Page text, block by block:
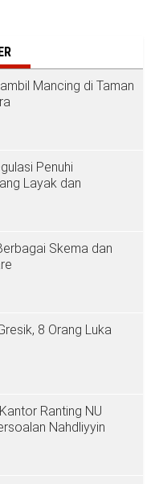
Mancing di Taman
Penuhi
Layak dan
Skema dan
8 Orang Luka
Ranting NU
Nahdliyyin